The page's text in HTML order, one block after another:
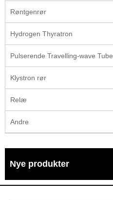
Røntgenrør
Hydrogen Thyratron
Pulserende Travelling-wave Tube
Klystron rør
Relæ
Andre
Nye produkter